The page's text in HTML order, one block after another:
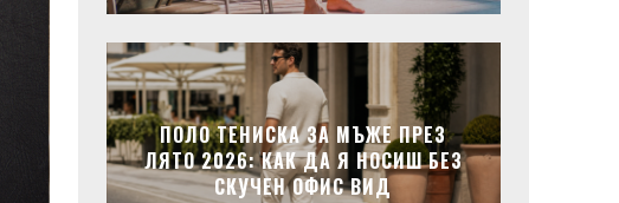
ПОЛО ТЕНИСКА ЗА МЪЖЕ ПРЕЗ
ЛЯТО 2026: КАК ДА Я НОСИШ БЕЗ
СКУЧЕН ОФИС ВИД